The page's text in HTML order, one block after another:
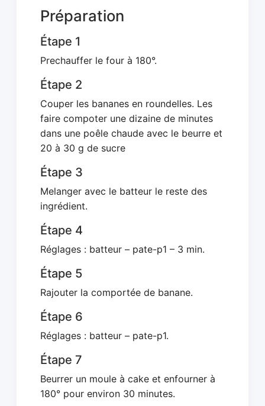
Préparation
Étape 1
Prechauffer le four à 180°.
Étape 2
Couper les bananes en roundelles. Les
faire compoter une dizaine de minutes
dans une poêle chaude avec le beurre et
20 à 30 g de sucre
Étape 3
Melanger avec le batteur le reste des
ingrédient.
Étape 4
Réglages : batteur – pate-p1 – 3 min.
Étape 5
Rajouter la comportée de banane.
Étape 6
Réglages : batteur – pate-p1.
Étape 7
Beurrer un moule à cake et enfourner à
180° pour environ 30 minutes.